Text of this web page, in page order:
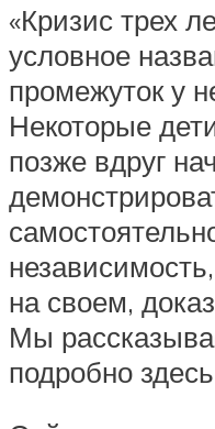
«Кризис трех
условное
промежуток у
Некоторые
позже вдруг
на своем,
Мы
подробно